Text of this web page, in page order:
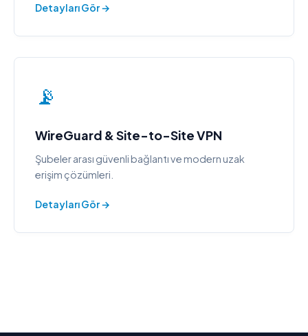
Detayları Gör →
📡
WireGuard & Site-to-Site VPN
Şubeler arası güvenli bağlantı ve modern uzak
erişim çözümleri.
Detayları Gör →